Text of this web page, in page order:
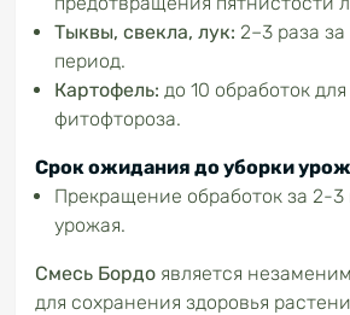
Тыквы, свекла, лук: 2–3 раза
период.
Картофель: до 10 обработок
фитофтороза.
Срок ожидания до уборки
Прекращение обработок за 2-3
урожая.
Смесь Бордо является
для сохранения здоровья